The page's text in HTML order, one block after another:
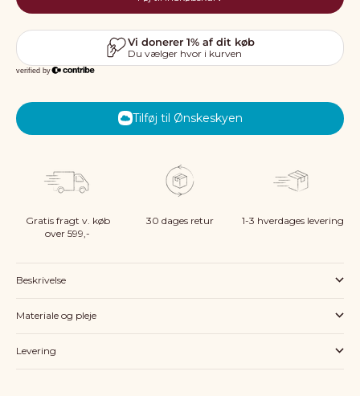
Tilføj til Ønskeskyen
Gratis fragt v. køb
over 599,-
30 dages retur 1-3 hverdages levering
Beskrivelse
Materiale og pleje
Levering